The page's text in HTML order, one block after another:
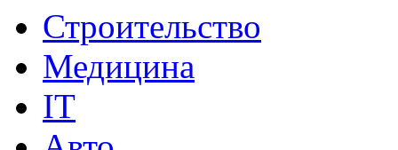
Строительство
Медицина
IT